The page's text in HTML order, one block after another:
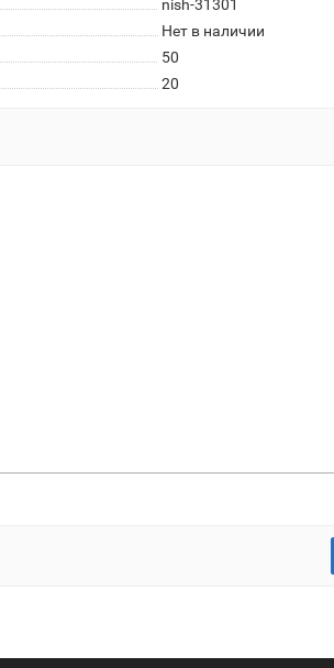
nish-31301
Нет в наличии
50
20